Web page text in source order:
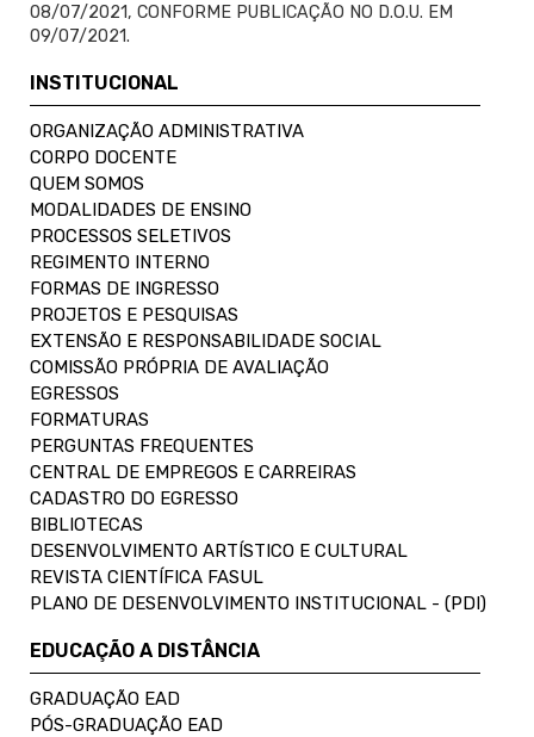
08/07/2021, CONFORME PUBLICAÇÃO NO D.O.U. EM
09/07/2021.
INSTITUCIONAL
ORGANIZAÇÃO ADMINISTRATIVA
CORPO DOCENTE
QUEM SOMOS
MODALIDADES DE ENSINO
PROCESSOS SELETIVOS
REGIMENTO INTERNO
FORMAS DE INGRESSO
PROJETOS E PESQUISAS
EXTENSÃO E RESPONSABILIDADE SOCIAL
COMISSÃO PRÓPRIA DE AVALIAÇÃO
EGRESSOS
FORMATURAS
PERGUNTAS FREQUENTES
CENTRAL DE EMPREGOS E CARREIRAS
CADASTRO DO EGRESSO
BIBLIOTECAS
DESENVOLVIMENTO ARTÍSTICO E CULTURAL
REVISTA CIENTÍFICA FASUL
PLANO DE DESENVOLVIMENTO INSTITUCIONAL - (PDI)
EDUCAÇÃO A DISTÂNCIA
GRADUAÇÃO EAD
PÓS-GRADUAÇÃO EAD